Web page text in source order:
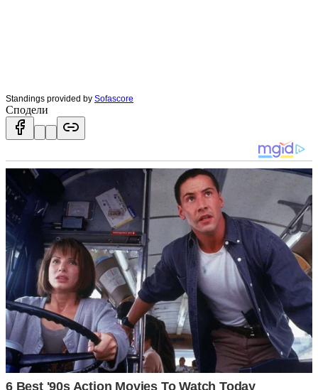
Standings provided by Sofascore
Сподели